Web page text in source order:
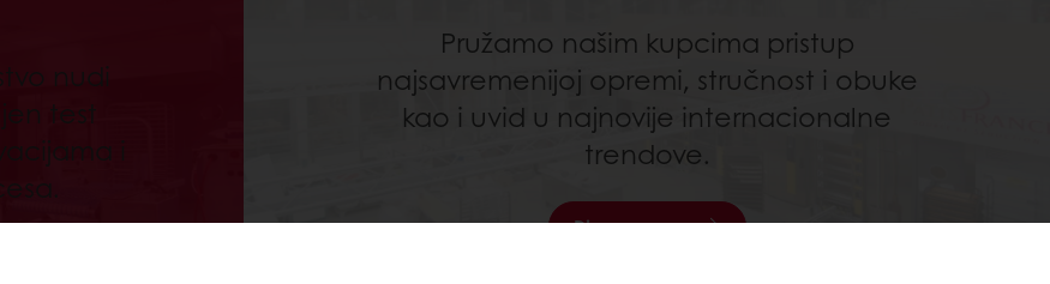
nudi
test
i
Pružamo našim kupcima pristup
najsavremenijoj opremi, stručnost i obuke
kao i uvid u najnovije internacionalne
trendove.
Discover